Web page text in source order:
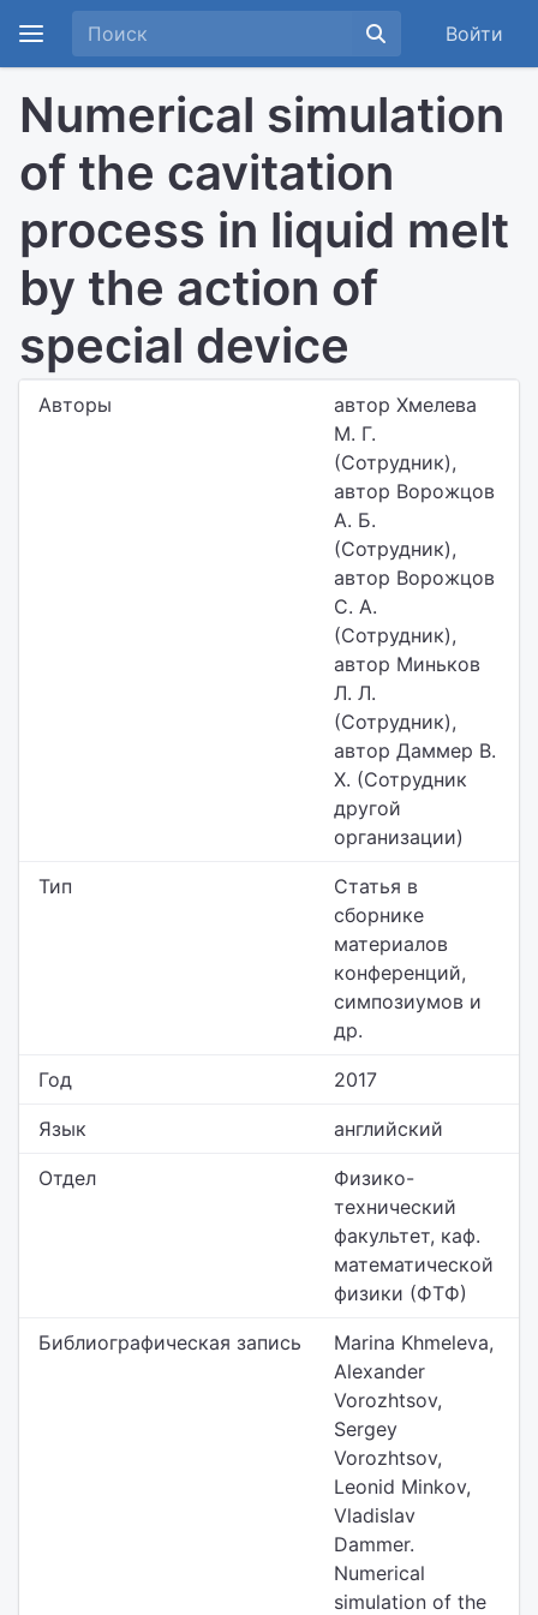
Войти
Numerical simulation
of the cavitation
process in liquid melt
by the action of
special device
Авторы
автор Хмелева
М. Г.
(Сотрудник),
автор Ворожцов
А. Б.
(Сотрудник),
автор Ворожцов
С. А.
(Сотрудник),
автор Миньков
Л. Л.
(Сотрудник),
автор Даммер В.
Х. (Сотрудник
другой
организации)
Тип
Статья в
сборнике
материалов
конференций,
симпозиумов и
др.
Год 2017
Язык английский
Отдел
Физико-
технический
факультет, каф.
математической
физики (ФТФ)
Библиографическая запись
Marina Khmeleva,
Alexander
Vorozhtsov,
Sergey
Vorozhtsov,
Leonid Minkov,
Vladislav
Dammer.
Numerical
simulation of the